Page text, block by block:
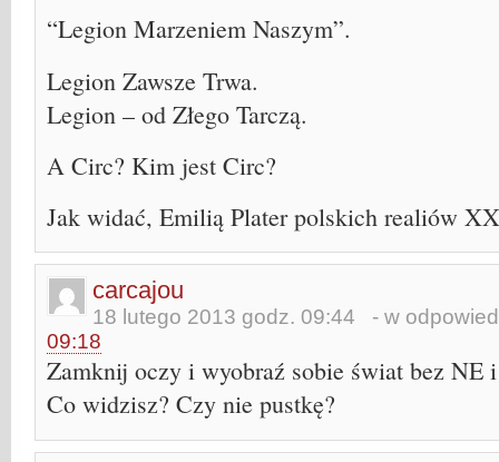
“Legion Marzeniem Naszym”.
Legion Zawsze Trwa.
Legion – od Złego Tarczą.
A Circ? Kim jest Circ?
Jak widać, Emilią Plater polskich realiów
carcajou
18 lutego 2013 godz. 09:44 - w
09:18
Zamknij oczy i wyobraź sobie świat bez NE
Co widzisz? Czy nie pustkę?